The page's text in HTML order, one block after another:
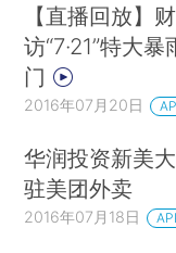
【直播回放】
访“7·21”特大
门
2016年07月20日
华润投资新美
驻美团外卖
2016年07月18日